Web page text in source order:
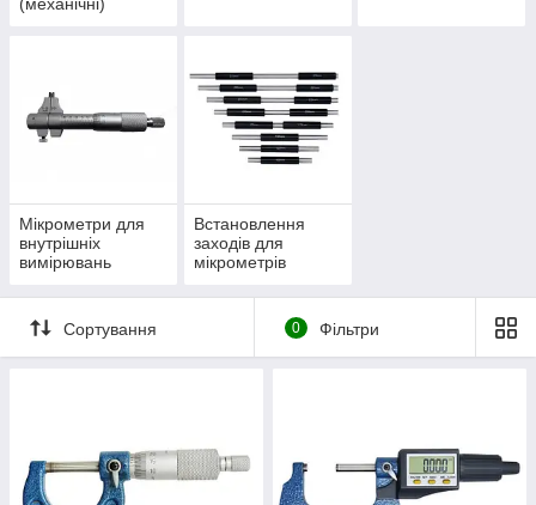
Мікрометри для
внутрішніх
вимірювань
Встановлення
заходів для
мікрометрів
Сортування 0 Фільтри